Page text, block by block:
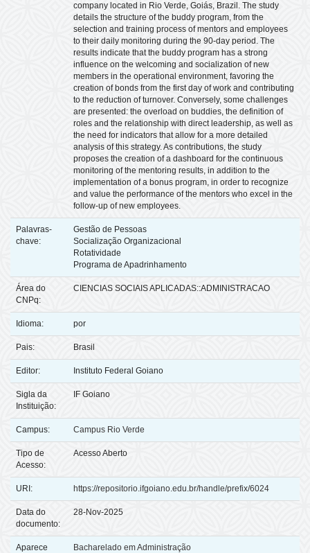
company located in Rio Verde, Goiás, Brazil. The study
details the structure of the buddy program, from the
selection and training process of mentors and employees
to their daily monitoring during the 90-day period. The
results indicate that the buddy program has a strong
influence on the welcoming and socialization of new
members in the operational environment, favoring the
creation of bonds from the first day of work and contributing
to the reduction of turnover. Conversely, some challenges
are presented: the overload on buddies, the definition of
roles and the relationship with direct leadership, as well as
the need for indicators that allow for a more detailed
analysis of this strategy. As contributions, the study
proposes the creation of a dashboard for the continuous
monitoring of the mentoring results, in addition to the
implementation of a bonus program, in order to recognize
and value the performance of the mentors who excel in the
follow-up of new employees.
Palavras-
chave:
Gestão de Pessoas
Socialização Organizacional
Rotatividade
Programa de Apadrinhamento
Área do
CNPq:
CIENCIAS SOCIAIS APLICADAS::ADMINISTRACAO
Idioma: por
Pais: Brasil
Editor: Instituto Federal Goiano
Sigla da
Instituição:
IF Goiano
Campus: Campus Rio Verde
Tipo de
Acesso:
Acesso Aberto
URI: https://repositorio.ifgoiano.edu.br/handle/prefix/6024
Data do
documento:
28-Nov-2025
Aparece
Bacharelado em Administração